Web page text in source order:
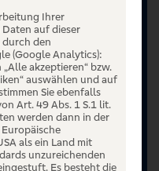
Ihrer
auf dieser
durch den
(Google Analytics):
akzeptieren“ bzw.
auswählen und auf
Sie ebenfalls
Art. 49 Abs. 1 S.1 lit.
werden dann in der
als ein Land mit
unzureichenden
Es besteht die